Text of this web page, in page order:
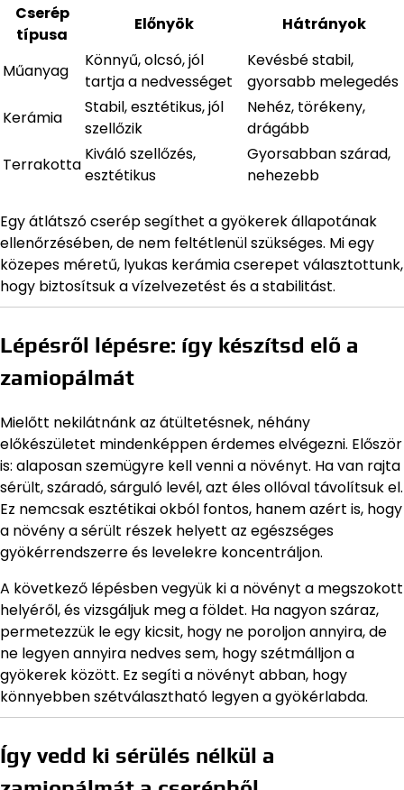
Cserép
típusa
Előnyök Hátrányok
Műanyag
Könnyű, olcsó, jól
tartja a nedvességet
Kevésbé stabil,
gyorsabb melegedés
Kerámia
Stabil, esztétikus, jól
szellőzik
Nehéz, törékeny,
drágább
Terrakotta
Kiváló szellőzés,
esztétikus
Gyorsabban szárad,
nehezebb
Egy átlátszó cserép segíthet a gyökerek állapotának
ellenőrzésében, de nem feltétlenül szükséges. Mi egy
közepes méretű, lyukas kerámia cserepet választottunk,
hogy biztosítsuk a vízelvezetést és a stabilitást.
Lépésről lépésre: így készítsd elő a
zamiopálmát
Mielőtt nekilátnánk az átültetésnek, néhány
előkészületet mindenképpen érdemes elvégezni. Először
is: alaposan szemügyre kell venni a növényt. Ha van rajta
sérült, száradó, sárguló levél, azt éles ollóval távolítsuk el.
Ez nemcsak esztétikai okból fontos, hanem azért is, hogy
a növény a sérült részek helyett az egészséges
gyökérrendszerre és levelekre koncentráljon.
A következő lépésben vegyük ki a növényt a megszokott
helyéről, és vizsgáljuk meg a földet. Ha nagyon száraz,
permetezzük le egy kicsit, hogy ne poroljon annyira, de
ne legyen annyira nedves sem, hogy szétmálljon a
gyökerek között. Ez segíti a növényt abban, hogy
könnyebben szétválasztható legyen a gyökérlabda.
Így vedd ki sérülés nélkül a